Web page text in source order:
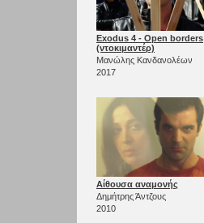
Exodus 4 - Open borders
(ντοκιμαντέρ)
Μανώλης Κανδανολέων
2017
Αίθουσα αναμονής
Δημήτρης Άντζους
2010